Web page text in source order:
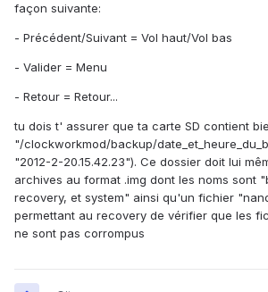
façon suivante:
- Précédent/Suivant = Vol haut/Vol bas
- Valider = Menu
- Retour = Retour...
tu dois t' assurer que ta carte SD contient
"/clockworkmod/backup/
"2012-2-20.15.42.23"). Ce dossier doit lui
archives au format .img dont les noms sont
recovery, et system" ainsi qu'un fichier
permettant au recovery de vérifier que les
ne sont pas corrompus